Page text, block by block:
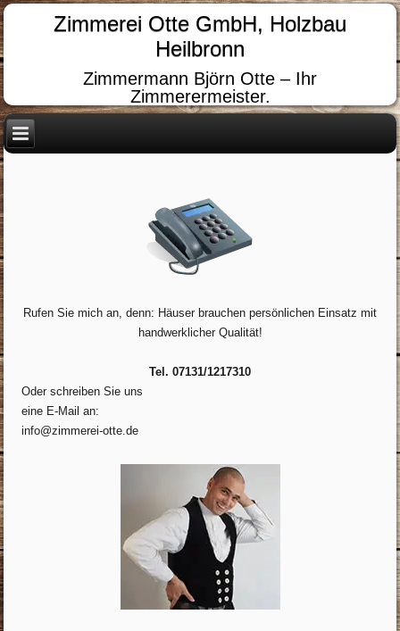
Zimmerei Otte GmbH, Holzbau
Heilbronn
Zimmermann Björn Otte – Ihr
Zimmerermeister.
Rufen Sie mich an, denn: Häuser brauchen persönlichen Einsatz mit
handwerklicher Qualität!
Tel. 07131/1217310
Oder schreiben Sie uns
eine E-Mail an:
info@zimmerei-otte.de